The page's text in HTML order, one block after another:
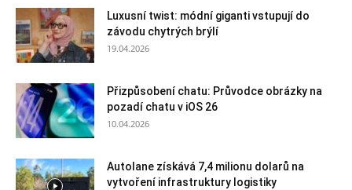
Luxusní twist: módní giganti vstupují do
závodu chytrých brýlí
19.04.2026
Přizpůsobení chatu: Průvodce obrázky na
pozadí chatu v iOS 26
10.04.2026
Autolane získává 7,4 milionu dolarů na
vytvoření infrastruktury logistiky